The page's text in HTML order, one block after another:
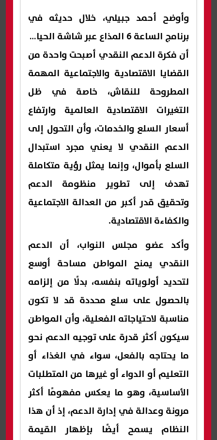
وأوضح أحمد جبيلي، خلال حديثه في
برنامج الساعة 6 المذاع عبر شاشة الحياة،
أن فكرة الدعم النقدي أصبحت واحدة من
القضايا الاقتصادية والاجتماعية المهمة
المطروحة للنقاش، خاصة في ظل
التغيرات الاقتصادية العالمية وارتفاع
أسعار السلع والخدمات، وأن التحول إلى
الدعم النقدي لا يعني مجرد استبدال
السلع بأموال، وإنما يمثل رؤية متكاملة
تهدف إلى تطوير منظومة الدعم
وتحقيق قدر أكبر من العدالة الاجتماعية
والكفاءة الاقتصادية.
وأكد عضو مجلس النواب، أن الدعم
النقدي يمنح المواطن مساحة أوسع
لتحديد أولوياته بنفسه، بدلًا من إلزامه
بالحصول على سلع محددة قد لا تكون
مناسبة لاحتياجاته الفعلية، وأن المواطن
سيكون أكثر قدرة على توجيه الدعم نحو
ما يحتاجه بالفعل، سواء في الغذاء أو
التعليم أو الدواء أو غيرها من المتطلبات
الأساسية، وهو ما يعكس مفهومًا أكثر
مرونة وعدالة في إدارة الدعم، إذ أن هذا
النظام يسمح أيضًا بإظهار القيمة